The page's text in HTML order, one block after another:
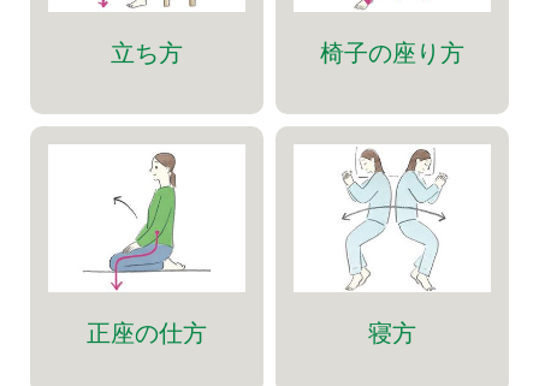
立ち方 椅子の座り方
正座の仕方 寝方